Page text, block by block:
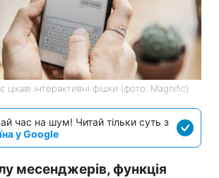
інтерактивні фішки (фото: Magnific)
час на шум! Читай тільки суть з
у Google
месенджерів, функція